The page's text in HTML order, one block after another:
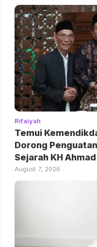
Rifaiyah
Temui
Dorong
Sejarah KH Ahmad
August 7, 2026